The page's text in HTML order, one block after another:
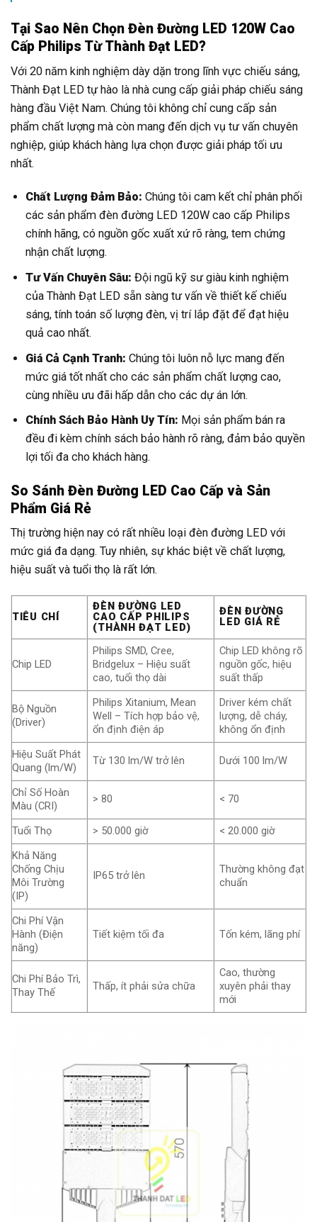
Tại Sao Nên Chọn Đèn Đường LED 120W Cao
Cấp Philips Từ Thành Đạt LED?
Với 20 năm kinh nghiệm dày dặn trong lĩnh vực chiếu sáng,
Thành Đạt LED tự hào là nhà cung cấp giải pháp chiếu sáng
hàng đầu Việt Nam. Chúng tôi không chỉ cung cấp sản
phẩm chất lượng mà còn mang đến dịch vụ tư vấn chuyên
nghiệp, giúp khách hàng lựa chọn được giải pháp tối ưu
nhất.
Chất Lượng Đảm Bảo: Chúng tôi cam kết chỉ phân phối
các sản phẩm đèn đường LED 120W cao cấp Philips
chính hãng, có nguồn gốc xuất xứ rõ ràng, tem chứng
nhận chất lượng.
Tư Vấn Chuyên Sâu: Đội ngũ kỹ sư giàu kinh nghiệm
của Thành Đạt LED sẵn sàng tư vấn về thiết kế chiếu
sáng, tính toán số lượng đèn, vị trí lắp đặt để đạt hiệu
quả cao nhất.
Giá Cả Cạnh Tranh: Chúng tôi luôn nỗ lực mang đến
mức giá tốt nhất cho các sản phẩm chất lượng cao,
cùng nhiều ưu đãi hấp dẫn cho các dự án lớn.
Chính Sách Bảo Hành Uy Tín: Mọi sản phẩm bán ra
đều đi kèm chính sách bảo hành rõ ràng, đảm bảo quyền
lợi tối đa cho khách hàng.
So Sánh Đèn Đường LED Cao Cấp và Sản
Phẩm Giá Rẻ
Thị trường hiện nay có rất nhiều loại đèn đường LED với
mức giá đa dạng. Tuy nhiên, sự khác biệt về chất lượng,
hiệu suất và tuổi thọ là rất lớn.
TIÊU CHÍ
ĐÈN ĐƯỜNG LED
CAO CẤP PHILIPS
(THÀNH ĐẠT LED)
ĐÈN ĐƯỜNG
LED GIÁ RẺ
Chip LED
Philips SMD, Cree,
Bridgelux – Hiệu suất
cao, tuổi thọ dài
Chip LED không rõ
nguồn gốc, hiệu
suất thấp
Bộ Nguồn
(Driver)
Philips Xitanium, Mean
Well – Tích hợp bảo vệ,
ổn định điện áp
Driver kém chất
lượng, dễ cháy,
không ổn định
Hiệu Suất Phát
Quang (lm/W)
Từ 130 lm/W trở lên Dưới 100 lm/W
Chỉ Số Hoàn
Màu (CRI)
> 80 < 70
Tuổi Thọ > 50.000 giờ
< 20.000 giờ
Khả Năng
Chống Chịu
Môi Trường
(IP)
IP65 trở lên
Thường không đạt
chuẩn
Chi Phí Vận
Hành (Điện
năng)
Tiết kiệm tối đa Tốn kém, lãng phí
Chi Phí Bảo Trì,
Thay Thế
Thấp, ít phải sửa chữa
Cao, thường
xuyên phải thay
mới